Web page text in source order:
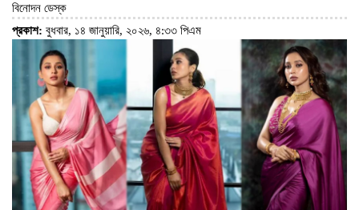
বিনোদন ডেস্ক
প্রকাশ: বুধবার, ১৪ জানুয়ারি, ২০২৬, ৪:৩৩ পিএম